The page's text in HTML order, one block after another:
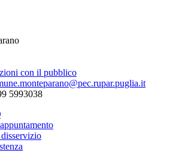
con il pubblico
5993038